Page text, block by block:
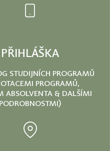
PŘIHLÁŠKA
STUDIJNÍCH PROGRAMŮ
PROGRAMŮ,
ABSOLVENTA & DALŠÍMI
PODROBNOSTMI)